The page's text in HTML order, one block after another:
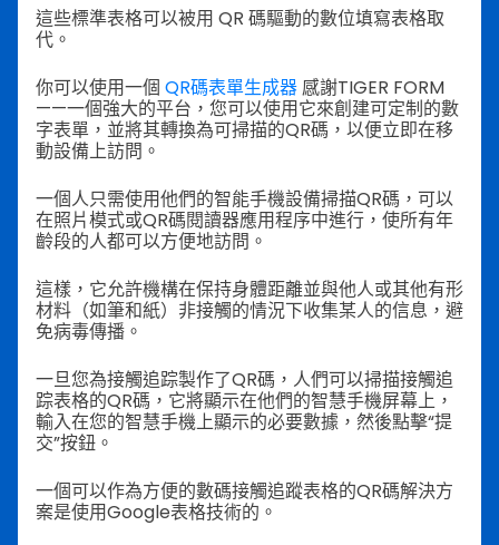
這些標準表格可以被用 QR 碼驅動的數位填寫表格取
代。
你可以使用一個 QR碼表單生成器感謝TIGER FORM
——一個強大的平台，您可以使用它來創建可定制的數
字表單，並將其轉換為可掃描的QR碼，以便立即在移
動設備上訪問。
一個人只需使用他們的智能手機設備掃描QR碼，可以
在照片模式或QR碼閱讀器應用程序中進行，使所有年
齡段的人都可以方便地訪問。
這樣，它允許機構在保持身體距離並與他人或其他有形
材料（如筆和紙）非接觸的情況下收集某人的信息，避
免病毒傳播。
一旦您為接觸追踪製作了QR碼，人們可以掃描接觸追
踪表格的QR碼，它將顯示在他們的智慧手機屏幕上，
輸入在您的智慧手機上顯示的必要數據，然後點擊“提
交”按鈕。
一個可以作為方便的數碼接觸追蹤表格的QR碼解決方
案是使用Google表格技術的。